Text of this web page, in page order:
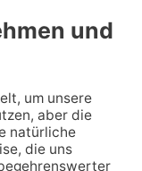
und
um unsere
aber die
natürliche
die uns